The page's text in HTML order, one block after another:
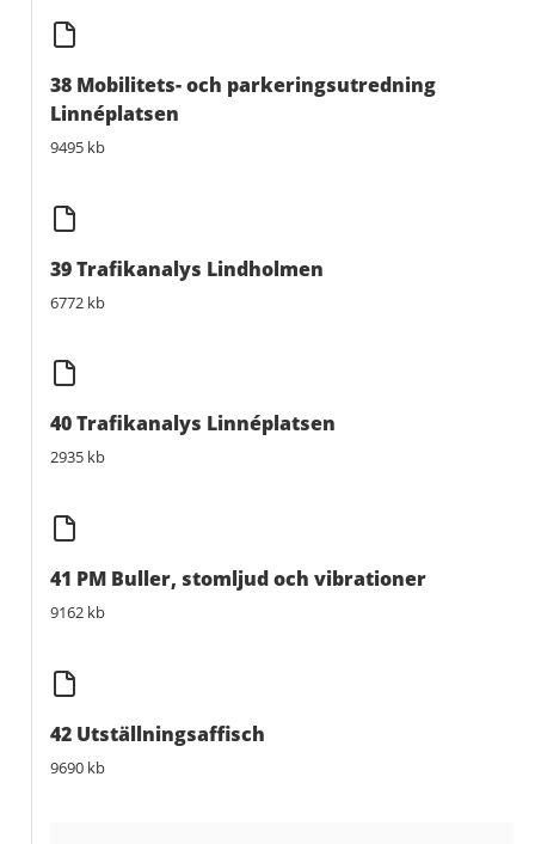
38 Mobilitets- och parkeringsutredning
Linnéplatsen
9495 kb
39 Trafikanalys Lindholmen
6772 kb
40 Trafikanalys Linnéplatsen
2935 kb
41 PM Buller, stomljud och vibrationer
9162 kb
42 Utställningsaffisch
9690 kb